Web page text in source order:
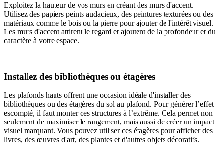
Exploitez la hauteur de vos murs en créant des murs d'accent.
Utilisez des papiers peints audacieux, des peintures texturées ou des
matériaux comme le bois ou la pierre pour ajouter de l'intérêt visuel.
Les murs d'accent attirent le regard et ajoutent de la profondeur et du
caractère à votre espace.
Installez des bibliothèques ou étagères
Les plafonds hauts offrent une occasion idéale d'installer des
bibliothèques ou des étagères du sol au plafond. Pour générer l’effet
escompté, il faut monter ces structures à l’extrême. Cela permet non
seulement de maximiser le rangement, mais aussi de créer un impact
visuel marquant. Vous pouvez utiliser ces étagères pour afficher des
livres, des œuvres d'art, des plantes et d'autres objets décoratifs.